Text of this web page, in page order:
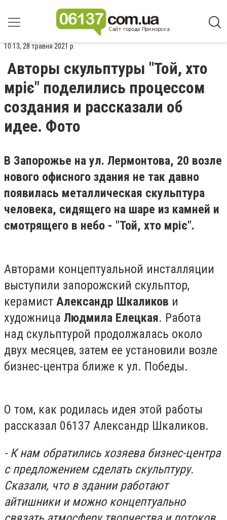
10:13, 28 травня 2021 р.
Авторы скульптуры "Той, хто
мріє" поделились процессом
создания и рассказали об
идее. Фото
В Запорожье на ул. Лермонтова, 20 возле
нового офисного здания не так давно
появилась металлическая скульптура
человека, сидящего на шаре из камней и
смотрящего в небо - "Той, хто мріє".
Авторами концептуальной инсталляции
выступили запорожский скульптор,
керамист Александр Шкаликов и
художница Людмила Елецкая. Работа
над скульптурой продолжалась около
двух месяцев, затем ее установили возле
бизнес-центра ближе к ул. Победы.
О том, как родилась идея этой работы
рассказал 06137 Александр Шкаликов.
- К нам обратились хозяева бизнес-центра
с предложением сделать скульптуру.
Сказали, что в здании работают
айтишники и можно концептуально